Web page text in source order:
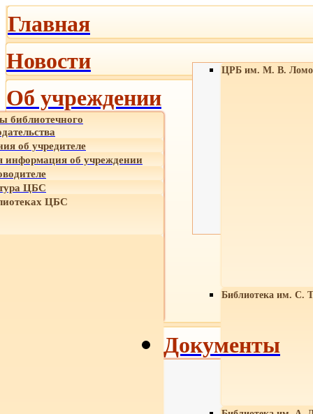
Главная
Новости
Об учреждении
библиотечного
об учредителе
об учреждении
ЦБС
ЦБС
ЦРБ им. М. В.
Библиотека им. С.
Документы